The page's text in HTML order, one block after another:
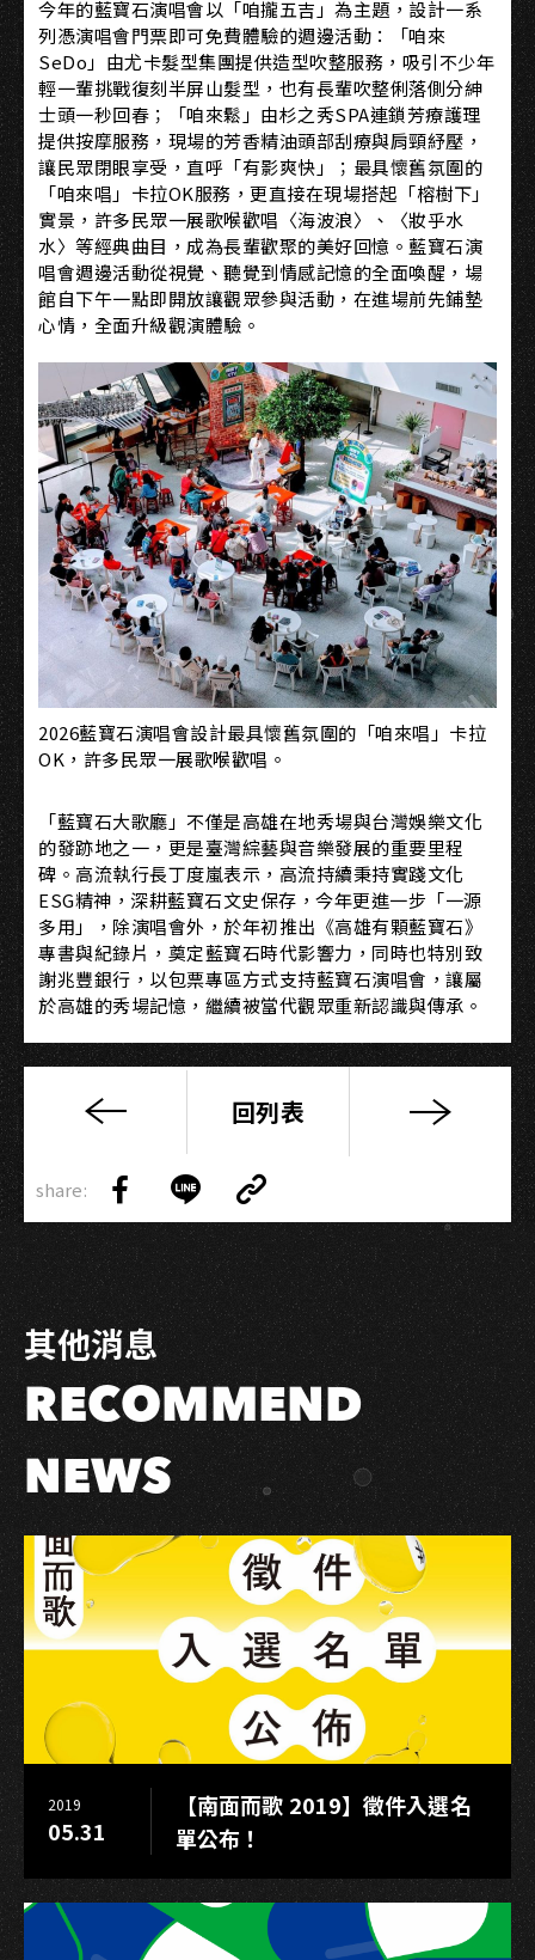
今年的藍寶石演唱會以「咱攏五吉」為主題，設計一系
列憑演唱會門票即可免費體驗的週邊活動：「咱來
SeDo」由尤卡髮型集團提供造型吹整服務，吸引不少年
輕一輩挑戰復刻半屏山髮型，也有長輩吹整俐落側分紳
士頭一秒回春；「咱來鬆」由杉之秀SPA連鎖芳療護理
提供按摩服務，現場的芳香精油頭部刮療與肩頸紓壓，
讓民眾閉眼享受，直呼「有影爽快」；最具懷舊氛圍的
「咱來唱」卡拉OK服務，更直接在現場搭起「榕樹下」
實景，許多民眾一展歌喉歡唱〈海波浪〉、〈妝乎水
水〉等經典曲目，成為長輩歡聚的美好回憶。藍寶石演
唱會週邊活動從視覺、聽覺到情感記憶的全面喚醒，場
館自下午一點即開放讓觀眾參與活動，在進場前先鋪墊
心情，全面升級觀演體驗。
2026藍寶石演唱會設計最具懷舊氛圍的「咱來唱」卡拉
OK，許多民眾一展歌喉歡唱。
「藍寶石大歌廳」不僅是高雄在地秀場與台灣娛樂文化
的發跡地之一，更是臺灣綜藝與音樂發展的重要里程
碑。高流執行長丁度嵐表示，高流持續秉持實踐文化
ESG精神，深耕藍寶石文史保存，今年更進一步「一源
多用」，除演唱會外，於年初推出《高雄有顆藍寶石》
專書與紀錄片，奠定藍寶石時代影響力，同時也特別致
謝兆豐銀行，以包票專區方式支持藍寶石演唱會，讓屬
於高雄的秀場記憶，繼續被當代觀眾重新認識與傳承。
藍
石
演
唱
會
重
現
秀
場
說
唱
短
劇
《大
船
入
港》
近
三
船
頭
場
回列表
share:
Share
on
Facebook
Share
on
LINE
Copy
Link
Link
其他消息
RECOMMEND
NEWS
2019
05.31
【南面而歌 2019】徵件入選名
單公布！